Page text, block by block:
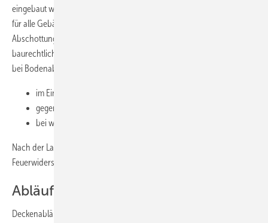
eingebaut werden. Im Rahmen der Musterbauverordnung (MBO) gilt
für alle Gebäude mit mehr als zwei Wohneinheiten, dass
Abschottungsmaßnahmen für Durchführungen in R30-Bauteilen
baurechtlich vorgeschrieben sind. Auf vorbeugenden Brandschutz
bei Bodenabläufen kann verzichtet werden:
im Ein-/und Zweifamilienhaus
gegen Erdreich
bei waagrechtem Abgang (unter bestimmten Voraussetzungen)
Nach der Landesbauordnung ist die erforderliche
Feuerwiderstandsdauer in Klassen festgelegt
Abläufe als kritischer Punkt
Deckenabläufe stellen bei der Brandausbreitung einen kritischen